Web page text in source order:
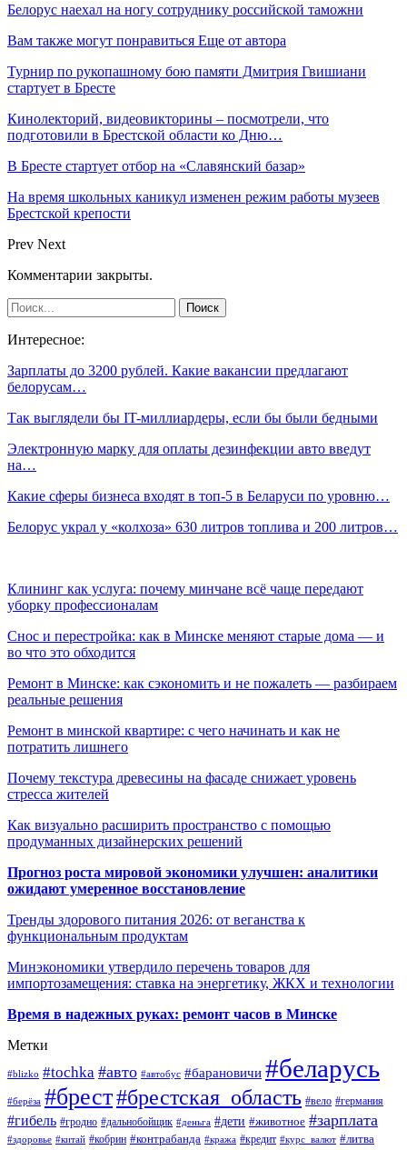
Белорус наехал на ногу сотруднику российской таможни
Вам также могут понравиться Еще от автора
Турнир по рукопашному бою памяти Дмитрия Гвишиани
стартует в Бресте
Кинолекторий, видеовикторины – посмотрели, что
подготовили в Брестской области ко Дню…
В Бресте стартует отбор на «Славянский базар»
На время школьных каникул изменен режим работы музеев
Брестской крепости
Prev Next
Комментарии закрыты.
Интересное:
Зарплаты до 3200 рублей. Какие вакансии предлагают
белорусам…
Так выглядели бы IT-миллиардеры, если бы были бедными
Электронную марку для оплаты дезинфекции авто введут
на…
Какие сферы бизнеса входят в топ-5 в Беларуси по уровню…
Белорус украл у «колхоза» 630 литров топлива и 200 литров…
Клининг как услуга: почему минчане всё чаще передают
уборку профессионалам
Снос и перестройка: как в Минске меняют старые дома — и
во что это обходится
Ремонт в Минске: как сэкономить и не пожалеть — разбираем
реальные решения
Ремонт в минской квартире: с чего начинать и как не
потратить лишнего
Почему текстура древесины на фасаде снижает уровень
стресса жителей
Как визуально расширить пространство с помощью
продуманных дизайнерских решений
Прогноз роста мировой экономики улучшен: аналитики
ожидают умеренное восстановление
Тренды здорового питания 2026: от веганства к
функциональным продуктам
Минэкономики утвердило перечень товаров для
импортозамещения: ставка на энергетику, ЖКХ и технологии
Время в надежных руках: ремонт часов в Минске
Метки
#blizko #tochka #авто #автобус #барановичи #беларусь
#берёза #брест#брестская_область #вело #германия
#гибель #гродно #дальнобойщик #деньга #дети #животное #зарплата
#здоровье #китай #кобрин #контрабанда #кража #кредит #курс_валют #литва